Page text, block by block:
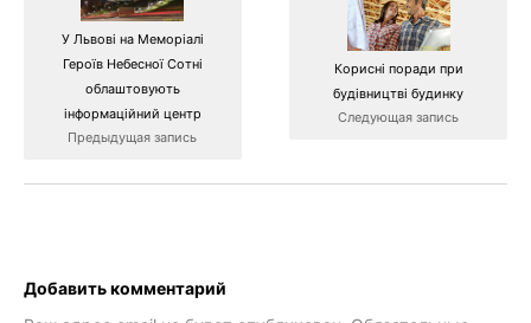
У Львові на Меморіалі
Героїв Небесної Сотні
облаштовують
інформаційний центр
Предыдущая запись
Корисні поради при
будівництві будинку
Следующая запись
Добавить комментарий